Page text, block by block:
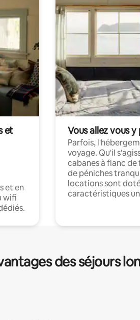
et
et en
wifi
Vous allez vous y
Parfois,
voyage. Qu'il
cabanes à flanc de
de péniches
locations sont
caractéristiques
des séjours